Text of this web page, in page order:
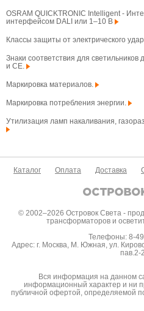
OSRAM QUICKTRONIC Intelligent -
интерфейсом DALI или 1–10 В
Классы защиты от электрического
Знаки соответствия для
и CE.
Маркировка материалов.
Маркировка потребления энергии.
Утилизация ламп накаливания,
Каталог Оплата Доставка
© 2002–2026 Островок Света -
трансформаторов и
Телефоны: 8-
Адрес: г. Москва, М. Южная, ул.
пав.2-
Вся информация на данном
информационный характер и ни
публичной офертой, определяемой